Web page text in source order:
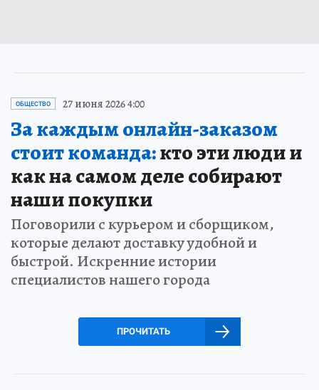
ОБЩЕСТВО 27 июня 2026 4:00
За каждым онлайн-заказом
стоит команда:кто эти люди и
как на самом деле собирают
наши покупки
Поговорили с курьером и сборщиком,
которые делают доставку удобной и
быстрой. Искренние истории
специалистов нашего города
ПРОЧИТАТЬ